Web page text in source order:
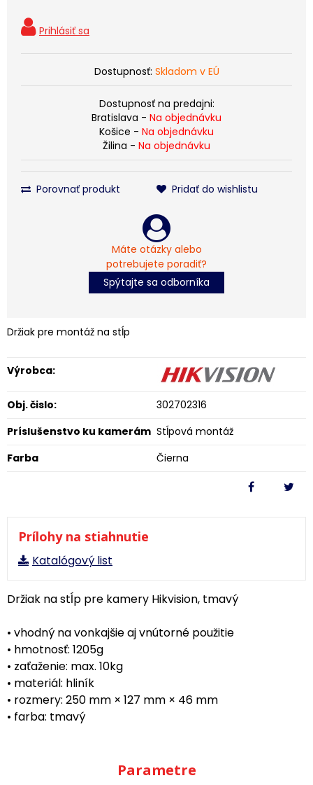
Dostupnosť: Skladom v EÚ
Dostupnosť na predajni:
Bratislava - Na objednávku
Košice - Na objednávku
Žilina - Na objednávku
Porovnať produkt Pridať do wishlistu
Máte otázky alebo
potrebujete poradiť?
Spýtajte sa odborníka
Držiak pre montáž na stĺp
Výrobca:
Obj. čislo:
302702316
Príslušenstvo ku kamerám Stĺpová montáž
Farba
Čierna
Prílohy na stiahnutie
Katalógový list
Držiak na stĺp pre kamery Hikvision, tmavý
• vhodný na vonkajšie aj vnútorné použitie
• hmotnosť: 1205g
• zaťaženie: max. 10kg
• materiál: hliník
• rozmery: 250 mm × 127 mm × 46 mm
• farba: tmavý
Parametre